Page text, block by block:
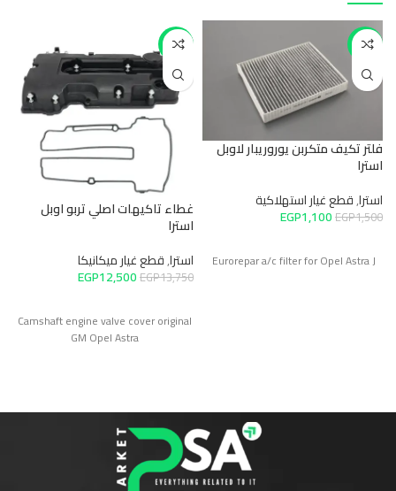
-27%
فلتر تكيف متكربن يوروريبار لاوبل
استرا
استرا,قطع غيار استهلاكية
EGP1,500
EGP1,100
Eurorepar a/c filter for Opel Astra J
-9%
غطاء تاكيهات اصلي تربو اوبل
استرا
استرا,قطع غيار ميكانيكا
EGP13,750
EGP12,500
Camshaft engine valve cover original
GM Opel Astra